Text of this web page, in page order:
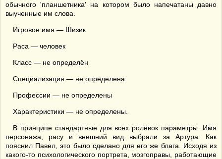
обычного 'планшетника' на котором было напечатаны давно
выученные им слова.
Игровое имя — Шизик
Раса — человек
Класс — не определён
Специализация — не определена
Профессии — не определены
Характеристики — не определены.
В принципе стандартные для всех ролёвок параметры. Имя
персонажа, расу и внешний вид выбрали за Артура. Как
пояснил Павел, это было сделано для его же блага. Исходя из
какого-то психологического портрета, мозгоправы, работающие